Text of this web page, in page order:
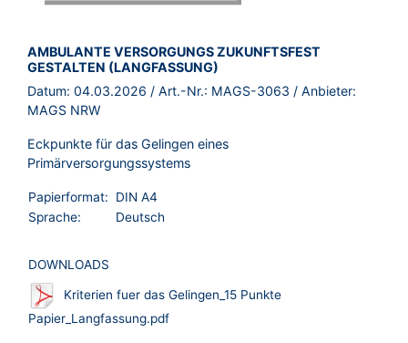
BROSCHÜRE:
AMBULANTE VERSORGUNGS ZUKUNFTSFEST
GESTALTEN (LANGFASSUNG)
Datum: 04.03.2026 / Art.-Nr.: MAGS-3063 / Anbieter:
MAGS NRW
Eckpunkte für das Gelingen eines
Primärversorgungssystems
Papierformat:
DIN A4
Sprache:
Deutsch
DOWNLOADS
Kriterien fuer das Gelingen_15 Punkte
Papier_Langfassung.pdf